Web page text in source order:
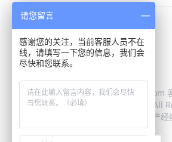
邮箱: 1468885188@qq.com
Copyright © 2009-2020 All
版权所有 广西居联邦房地产
桂ICP备14003384号-1
请您留言
感谢您的关注，当前客服人员不在
线，请填写一下您的信息，我们会
尽快和您联系。